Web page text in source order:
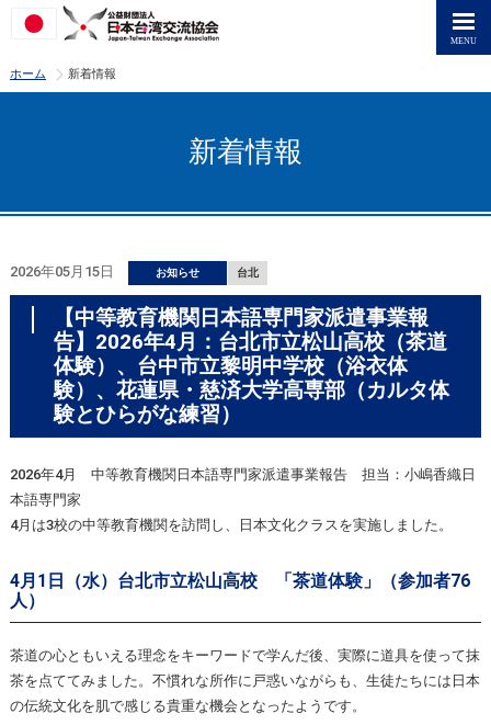
ホーム >
新着情報
新着情報
2026年05月15日 お知らせ 台北
【中等教育機関日本語専門家派遣事業報
告】2026年4月：台北市立松山高校（茶道
体験）、台中市立黎明中学校（浴衣体
験）、花蓮県・慈済大学高専部（カルタ体
験とひらがな練習）
2026年4月 中等教育機関日本語専門家派遣事業報告 担当：小嶋香織日
本語専門家
4月は3校の中等教育機関を訪問し、日本文化クラスを実施しました。
4月1日（水）台北市立松山高校 「茶道体験」（参加者76
人）
茶道の心ともいえる理念をキーワードで学んだ後、実際に道具を使って抹
茶を点ててみました。不慣れな所作に戸惑いながらも、生徒たちには日本
の伝統文化を肌で感じる貴重な機会となったようです。